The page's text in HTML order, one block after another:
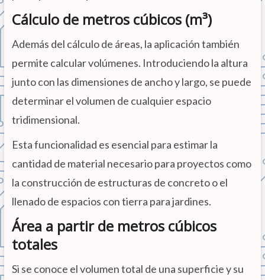
Cálculo de metros cúbicos (m³)
Además del cálculo de áreas, la aplicación también
permite calcular volúmenes. Introduciendo la altura
junto con las dimensiones de ancho y largo, se puede
determinar el volumen de cualquier espacio
tridimensional.
Esta funcionalidad es esencial para estimar la
cantidad de material necesario para proyectos como
la construcción de estructuras de concreto o el
llenado de espacios con tierra para jardines.
Área a partir de metros cúbicos
totales
Si se conoce el volumen total de una superficie y su